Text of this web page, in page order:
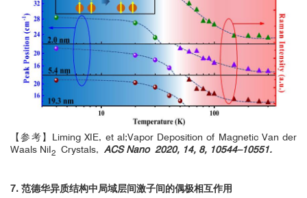
【参考】Liming XIE, et al;Vapor Deposition of Magnetic Van der
Waals NiI2 Crystals, ACS Nano 2020, 14, 8, 10544–10551.
7. 范德华异质结构中局域层间激子间的偶极相互作用